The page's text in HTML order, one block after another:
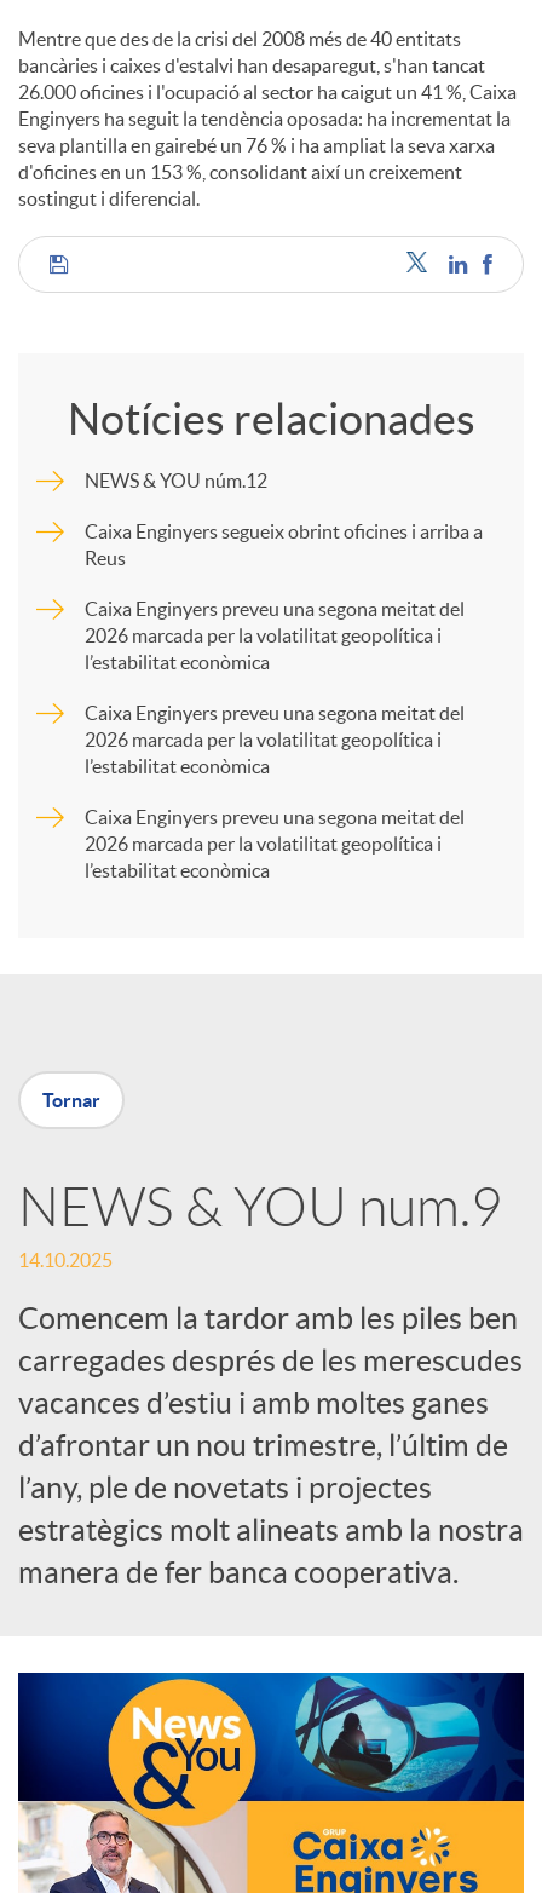
Mentre que des de la crisi del 2008 més de 40 entitats
bancàries i caixes d'estalvi han desaparegut, s'han tancat
26.000 oficines i l'ocupació al sector ha caigut un 41 %, Caixa
Enginyers ha seguit la tendència oposada: ha incrementat la
seva plantilla en gairebé un 76 % i ha ampliat la seva xarxa
d'oficines en un 153 %, consolidant així un creixement
sostingut i diferencial.
C
p
a
X
r
x
e
s
S
c
a
Notícies relacionades
NEWS & YOU núm.12
Caixa Enginyers segueix obrint oficines i arriba a
Reus
Caixa Enginyers preveu una segona meitat del
2026 marcada per la volatilitat geopolítica i
l’estabilitat econòmica
Caixa Enginyers preveu una segona meitat del
2026 marcada per la volatilitat geopolítica i
l’estabilitat econòmica
Caixa Enginyers preveu una segona meitat del
2026 marcada per la volatilitat geopolítica i
l’estabilitat econòmica
Tornar
NEWS & YOU num.9
14.10.2025
Comencem la tardor amb les piles ben
carregades després de les merescudes
vacances d’estiu i amb moltes ganes
d’afrontar un nou trimestre, l’últim de
l’any, ple de novetats i projectes
estratègics molt alineats amb la nostra
manera de fer banca cooperativa.